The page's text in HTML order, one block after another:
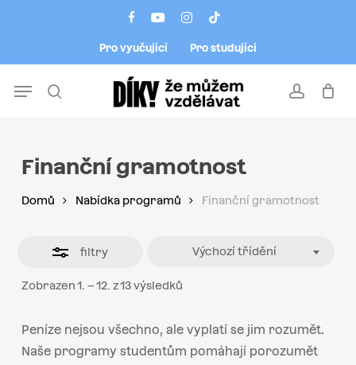
facebookyoutubeinstagram
tiktok
Pro vyučující Pro studující
account
Menu
Finanční gramotnost
Domů Nabídka programů Finanční gramotnost
filtry
Zobrazen 1. – 12. z 13 výsledků
Výchozí třídění
Peníze nejsou všechno, ale vyplatí se jim rozumět.
Naše programy studentům pomáhají porozumět